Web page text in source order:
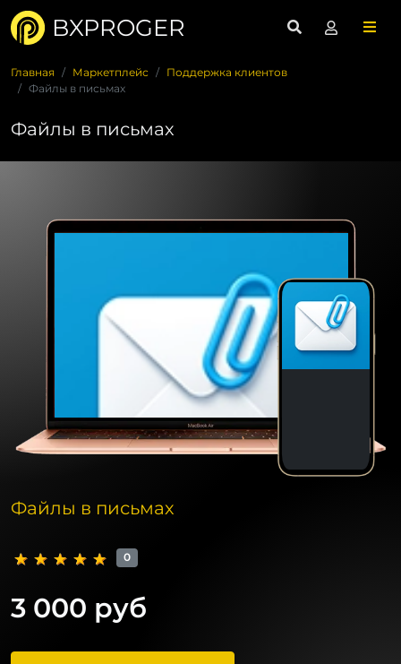
BXPROGER
Главная Маркетплейс
Поддержка клиентов
Файлы в письмах
Файлы в письмах
Файлы в письмах
0
3 000 руб